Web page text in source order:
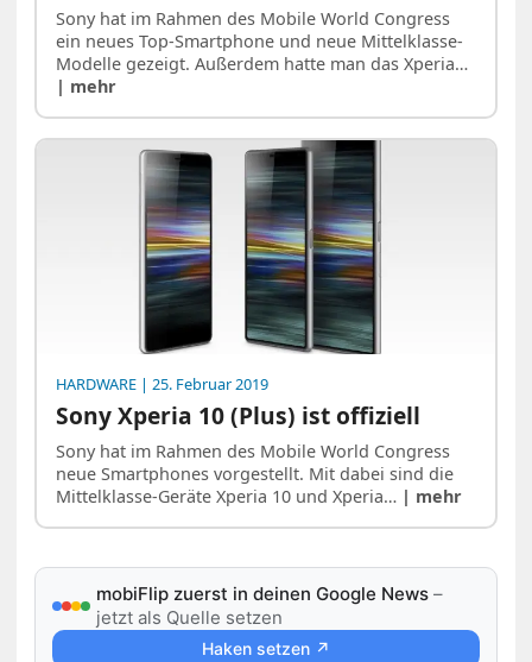
Sony hat im Rahmen des Mobile World Congress
ein neues Top-Smartphone und neue Mittelklasse-
Modelle gezeigt. Außerdem hatte man das Xperia…
| mehr
HARDWARE | 25. Februar 2019
Sony Xperia 10 (Plus) ist offiziell
Sony hat im Rahmen des Mobile World Congress
neue Smartphones vorgestellt. Mit dabei sind die
Mittelklasse-Geräte Xperia 10 und Xperia… | mehr
mobiFlip zuerst in deinen Google News –
jetzt als Quelle setzen
Haken setzen ↗